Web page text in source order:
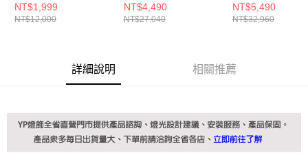
恩沛科技股份有限公司將有權停止該用戶之使用額度並採取法律行動。
NT$1,999
NT$12,000
NT$4,490
NT$27,040
NT$5,490
NT$32,960
詳細說明 相關推薦